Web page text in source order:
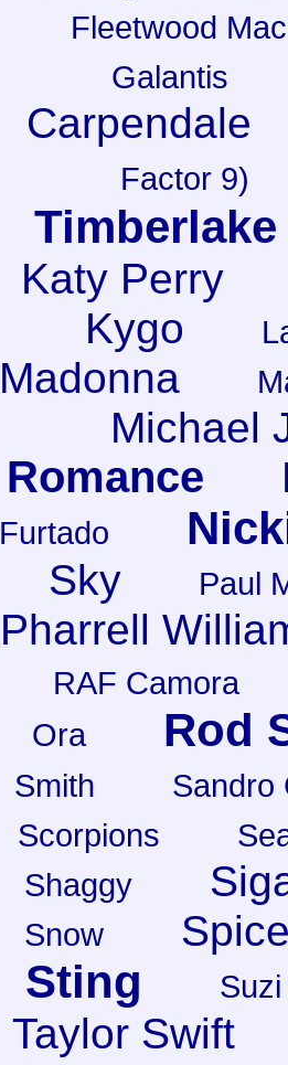
Fleetwood Mac
Galantis
Carpendale
Factor 9)
Timberlake
Katy Perry
Kygo
Madonna
Michael
Romance
Furtado
Sky Paul
Pharrell
RAF Camora
Ora
Rod
Smith
Sandro
Scorpions
Shaggy
Snow
Sting
Taylor Swift